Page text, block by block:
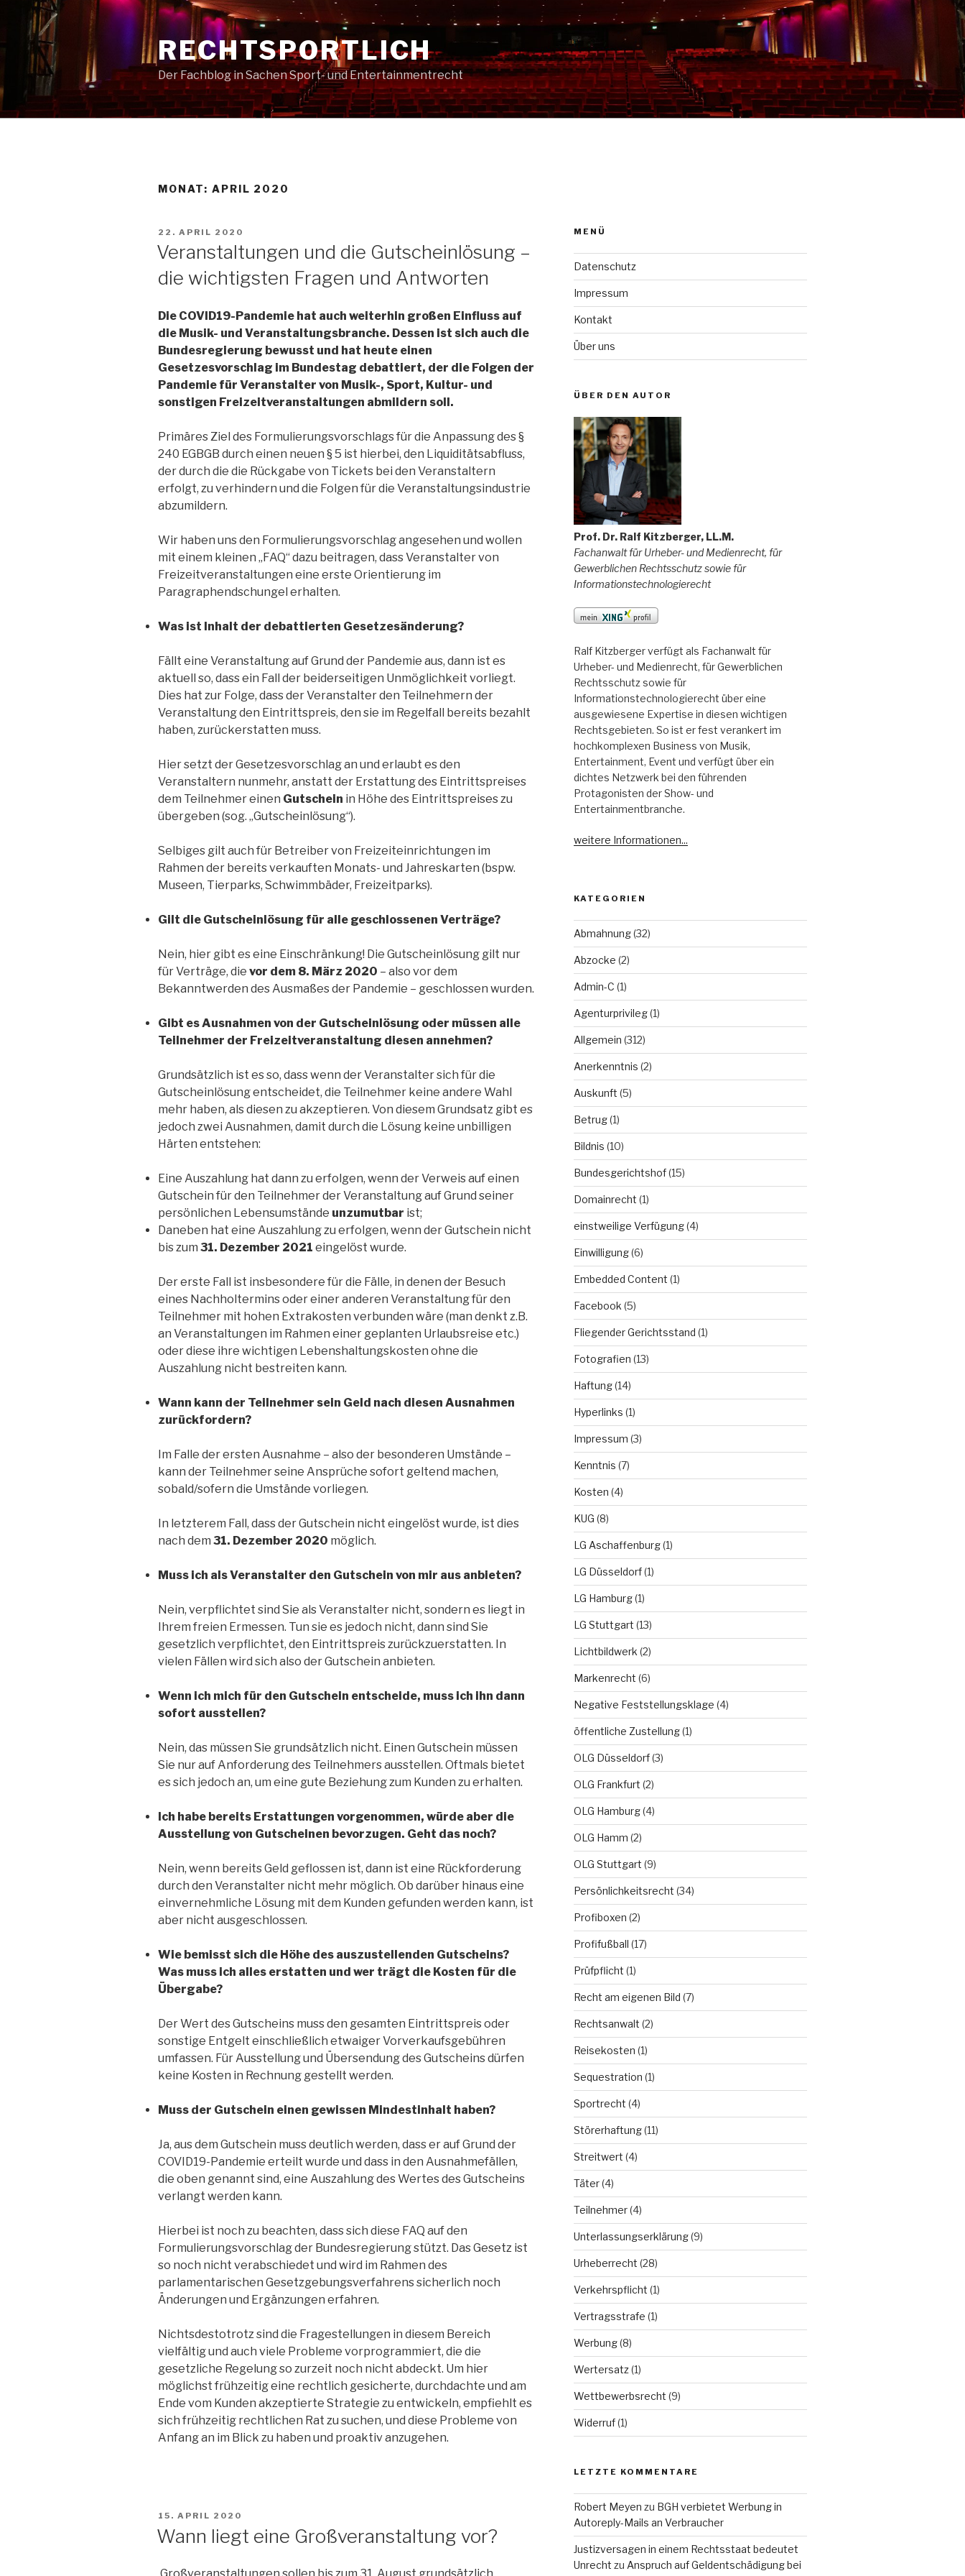
Inhalt
springen
RECHTSPORTLICH
Der Fachblog in Sachen Sport- und Entertainmentrecht
MONAT: APRIL 2020
VERÖFFENTLICHT
22. APRIL 2020
Veranstaltungen und die Gutscheinlösung –
die wichtigsten Fragen und Antworten
Die COVID19-Pandemie hat auch weiterhin großen Einfluss auf
die Musik- und Veranstaltungsbranche. Dessen ist sich auch die
Bundesregierung bewusst und hat heute einen
Gesetzesvorschlag im Bundestag debattiert, der die Folgen der
Pandemie für Veranstalter von Musik-, Sport, Kultur- und
sonstigen Freizeitveranstaltungen abmildern soll.
Primäres Ziel des Formulierungsvorschlags für die Anpassung des §
240 EGBGB durch einen neuen § 5 ist hierbei, den Liquiditätsabfluss,
der durch die die Rückgabe von Tickets bei den Veranstaltern
erfolgt, zu verhindern und die Folgen für die Veranstaltungsindustrie
abzumildern.
Wir haben uns den Formulierungsvorschlag angesehen und wollen
mit einem kleinen „FAQ“ dazu beitragen, dass Veranstalter von
Freizeitveranstaltungen eine erste Orientierung im
Paragraphendschungel erhalten.
Was ist Inhalt der debattierten Gesetzesänderung?
Fällt eine Veranstaltung auf Grund der Pandemie aus, dann ist es
aktuell so, dass ein Fall der beiderseitigen Unmöglichkeit vorliegt.
Dies hat zur Folge, dass der Veranstalter den Teilnehmern der
Veranstaltung den Eintrittspreis, den sie im Regelfall bereits bezahlt
haben, zurückerstatten muss.
Hier setzt der Gesetzesvorschlag an und erlaubt es den
Veranstaltern nunmehr, anstatt der Erstattung des Eintrittspreises
dem Teilnehmer einen Gutschein in Höhe des Eintrittspreises zu
übergeben (sog. „Gutscheinlösung“).
Selbiges gilt auch für Betreiber von Freizeiteinrichtungen im
Rahmen der bereits verkauften Monats- und Jahreskarten (bspw.
Museen, Tierparks, Schwimmbäder, Freizeitparks).
Gilt die Gutscheinlösung für alle geschlossenen Verträge?
Nein, hier gibt es eine Einschränkung! Die Gutscheinlösung gilt nur
für Verträge, die vor dem 8. März 2020 – also vor dem
Bekanntwerden des Ausmaßes der Pandemie – geschlossen wurden.
Gibt es Ausnahmen von der Gutscheinlösung oder müssen alle
Teilnehmer der Freizeitveranstaltung diesen annehmen?
Grundsätzlich ist es so, dass wenn der Veranstalter sich für die
Gutscheinlösung entscheidet, die Teilnehmer keine andere Wahl
mehr haben, als diesen zu akzeptieren. Von diesem Grundsatz gibt es
jedoch zwei Ausnahmen, damit durch die Lösung keine unbilligen
Härten entstehen:
Eine Auszahlung hat dann zu erfolgen, wenn der Verweis auf einen
Gutschein für den Teilnehmer der Veranstaltung auf Grund seiner
persönlichen Lebensumstände unzumutbar ist;
Daneben hat eine Auszahlung zu erfolgen, wenn der Gutschein nicht
bis zum 31. Dezember 2021 eingelöst wurde.
Der erste Fall ist insbesondere für die Fälle, in denen der Besuch
eines Nachholtermins oder einer anderen Veranstaltung für den
Teilnehmer mit hohen Extrakosten verbunden wäre (man denkt z.B.
an Veranstaltungen im Rahmen einer geplanten Urlaubsreise etc.)
oder diese ihre wichtigen Lebenshaltungskosten ohne die
Auszahlung nicht bestreiten kann.
Wann kann der Teilnehmer sein Geld nach diesen Ausnahmen
zurückfordern?
Im Falle der ersten Ausnahme – also der besonderen Umstände –
kann der Teilnehmer seine Ansprüche sofort geltend machen,
sobald/sofern die Umstände vorliegen.
In letzterem Fall, dass der Gutschein nicht eingelöst wurde, ist dies
nach dem 31. Dezember 2020 möglich.
Muss ich als Veranstalter den Gutschein von mir aus anbieten?
Nein, verpflichtet sind Sie als Veranstalter nicht, sondern es liegt in
Ihrem freien Ermessen. Tun sie es jedoch nicht, dann sind Sie
gesetzlich verpflichtet, den Eintrittspreis zurückzuerstatten. In
vielen Fällen wird sich also der Gutschein anbieten.
Wenn ich mich für den Gutschein entscheide, muss ich ihn dann
sofort ausstellen?
Nein, das müssen Sie grundsätzlich nicht. Einen Gutschein müssen
Sie nur auf Anforderung des Teilnehmers ausstellen. Oftmals bietet
es sich jedoch an, um eine gute Beziehung zum Kunden zu erhalten.
Ich habe bereits Erstattungen vorgenommen, würde aber die
Ausstellung von Gutscheinen bevorzugen. Geht das noch?
Nein, wenn bereits Geld geflossen ist, dann ist eine Rückforderung
durch den Veranstalter nicht mehr möglich. Ob darüber hinaus eine
einvernehmliche Lösung mit dem Kunden gefunden werden kann, ist
aber nicht ausgeschlossen.
Wie bemisst sich die Höhe des auszustellenden Gutscheins?
Was muss ich alles erstatten und wer trägt die Kosten für die
Übergabe?
Der Wert des Gutscheins muss den gesamten Eintrittspreis oder
sonstige Entgelt einschließlich etwaiger Vorverkaufsgebühren
umfassen. Für Ausstellung und Übersendung des Gutscheins dürfen
keine Kosten in Rechnung gestellt werden.
Muss der Gutschein einen gewissen Mindestinhalt haben?
Ja, aus dem Gutschein muss deutlich werden, dass er auf Grund der
COVID19-Pandemie erteilt wurde und dass in den Ausnahmefällen,
die oben genannt sind, eine Auszahlung des Wertes des Gutscheins
verlangt werden kann.
Hierbei ist noch zu beachten, dass sich diese FAQ auf den
Formulierungsvorschlag der Bundesregierung stützt. Das Gesetz ist
so noch nicht verabschiedet und wird im Rahmen des
parlamentarischen Gesetzgebungsverfahrens sicherlich noch
Änderungen und Ergänzungen erfahren.
Nichtsdestotrotz sind die Fragestellungen in diesem Bereich
vielfältig und auch viele Probleme vorprogrammiert, die die
gesetzliche Regelung so zurzeit noch nicht abdeckt. Um hier
möglichst frühzeitig eine rechtlich gesicherte, durchdachte und am
Ende vom Kunden akzeptierte Strategie zu entwickeln, empfiehlt es
sich frühzeitig rechtlichen Rat zu suchen, und diese Probleme von
Anfang an im Blick zu haben und proaktiv anzugehen.
VERÖFFENTLICHT
15. APRIL 2020
Wann liegt eine Großveranstaltung vor?
MENÜ
Datenschutz
Impressum
Kontakt
Über uns
ÜBER DEN AUTOR
Prof. Dr. Ralf Kitzberger, LL.M.
Fachanwalt für Urheber- und Medienrecht, für
Gewerblichen Rechtsschutz sowie für
Informationstechnologierecht
Ralf Kitzberger verfügt als Fachanwalt für
Urheber- und Medienrecht, für Gewerblichen
Rechtsschutz sowie für
Informationstechnologierecht über eine
ausgewiesene Expertise in diesen wichtigen
Rechtsgebieten. So ist er fest verankert im
hochkomplexen Business von Musik,
Entertainment, Event und verfügt über ein
dichtes Netzwerk bei den führenden
Protagonisten der Show- und
Entertainmentbranche.
weitere Informationen...
KATEGORIEN
Abmahnung(32)
Abzocke (2)
Admin-C (1)
Agenturprivileg(1)
Allgemein (312)
Anerkenntnis (2)
Auskunft (5)
Betrug(1)
Bildnis (10)
Bundesgerichtshof(15)
Domainrecht (1)
einstweilige Verfügung(4)
Einwilligung(6)
Embedded Content (1)
Facebook (5)
Fliegender Gerichtsstand (1)
Fotografien (13)
Haftung(14)
Hyperlinks (1)
Impressum (3)
Kenntnis (7)
Kosten (4)
KUG (8)
LG Aschaffenburg(1)
LG Düsseldorf(1)
LG Hamburg(1)
LG Stuttgart (13)
Lichtbildwerk (2)
Markenrecht (6)
Negative Feststellungsklage (4)
öffentliche Zustellung(1)
OLG Düsseldorf(3)
OLG Frankfurt (2)
OLG Hamburg(4)
OLG Hamm (2)
OLG Stuttgart (9)
Persönlichkeitsrecht (34)
Profiboxen (2)
Profifußball (17)
Prüfpflicht (1)
Recht am eigenen Bild (7)
Rechtsanwalt (2)
Reisekosten (1)
Sequestration (1)
Sportrecht (4)
Störerhaftung(11)
Streitwert (4)
Täter(4)
Teilnehmer(4)
Unterlassungserklärung(9)
Urheberrecht (28)
Verkehrspflicht (1)
Vertragsstrafe (1)
Werbung(8)
Wertersatz(1)
Wettbewerbsrecht (9)
Widerruf(1)
LETZTE KOMMENTARE
Robert Meyen zu BGH verbietet Werbung in
Autoreply-Mails an Verbraucher
Justizversagen in einem Rechtsstaat bedeutet
Unrecht zu Anspruch auf Geldentschädigung bei